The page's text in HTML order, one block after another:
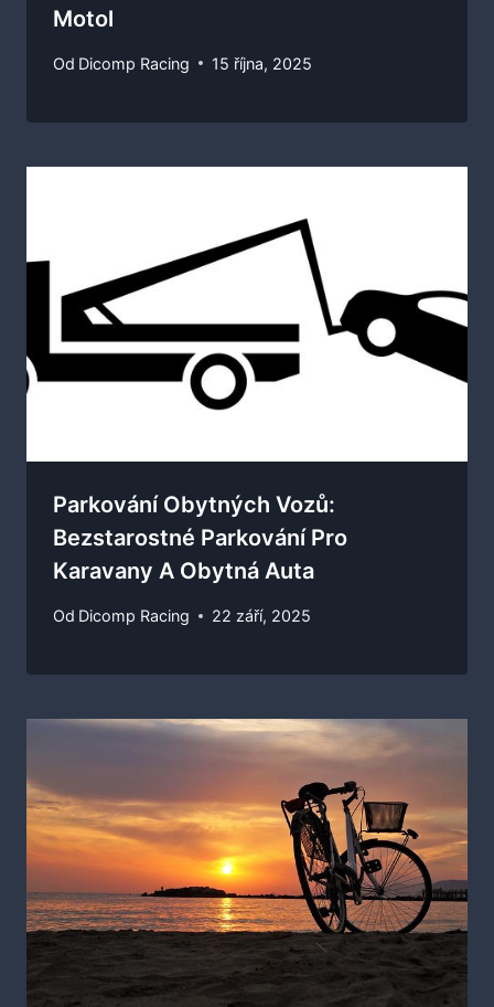
Motol
Od Dicomp Racing 15 října, 2025
Parkování Obytných Vozů:
Bezstarostné Parkování Pro
Karavany A Obytná Auta
Od Dicomp Racing 22 září, 2025